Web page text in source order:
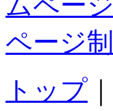
トップ ｜